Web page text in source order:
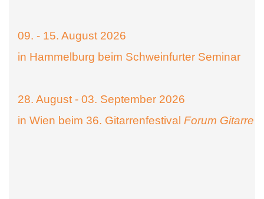
09. - 15. August 2026
in Hammelburg beim Schweinfurter Seminar
28. August - 03. September 2026
in Wien beim 36. Gitarrenfestival Forum Gitarre